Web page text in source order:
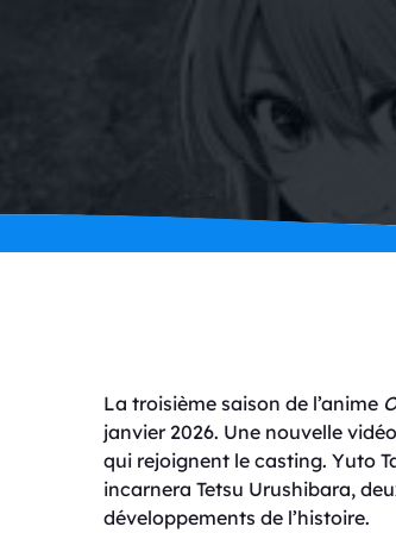
La troisième saison de l’anime
janvier 2026. Une nouvelle
qui rejoignent le casting. Yuto
incarnera Tetsu Urushibara,
développements de l’histoire.